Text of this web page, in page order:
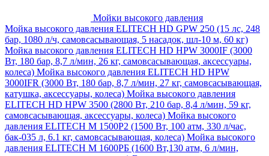
Мойки высокого давления
Мойка высокого давления ELITECH HD GPW 250 (15 лс, 248
бар, 1080 л/ч, самовсасывающая, 5 насадок, шл-10 м, 60 кг)
Мойка высокого давления ELITECH HD HPW 3000IF (3000
Вт, 180 бар, 8,7 л/мин, 26 кг, самовсасывающая, аксессуары,
колеса) Мойка высокого давления ELITECH HD HPW
3000IFR (3000 Вт, 180 бар, 8,7 л/мин, 27 кг, самовсасывающая,
катушка, аксессуары, колеса) Мойка высокого давления
ELITECH HD HPW 3500 (2800 Вт, 210 бар, 8,4 л/мин, 59 кг,
самовсасывающая, аксессуары, колеса) Мойка высокого
давления ELITECH M 1500P2 (1500 Вт, 100 атм, 330 л/час,
бак-035 л, 6.1 кг, самовсасывающая, колеса) Мойка высокого
давления ELITECH М 1600РБ (1600 Вт,130 атм, 6 л/мин,